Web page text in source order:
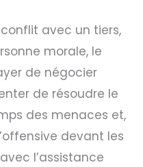
conflit avec un tiers,
morale, le
de négocier
de résoudre le
des menaces et,
devant les
l’assistance